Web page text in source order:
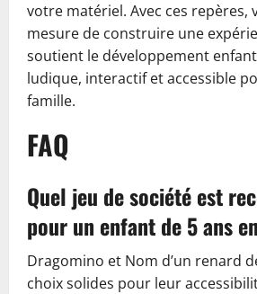
votre matériel. Avec ces repères,
mesure de construire une
soutient le développement
ludique, interactif et accessible
famille.
FAQ
Quel jeu de société est
pour un enfant de 5 ans
Dragomino et Nom d’un renard
choix solides pour leur